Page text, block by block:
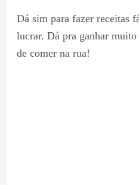
Dá sim para fazer receitas
lucrar. Dá pra ganhar
de comer na rua!